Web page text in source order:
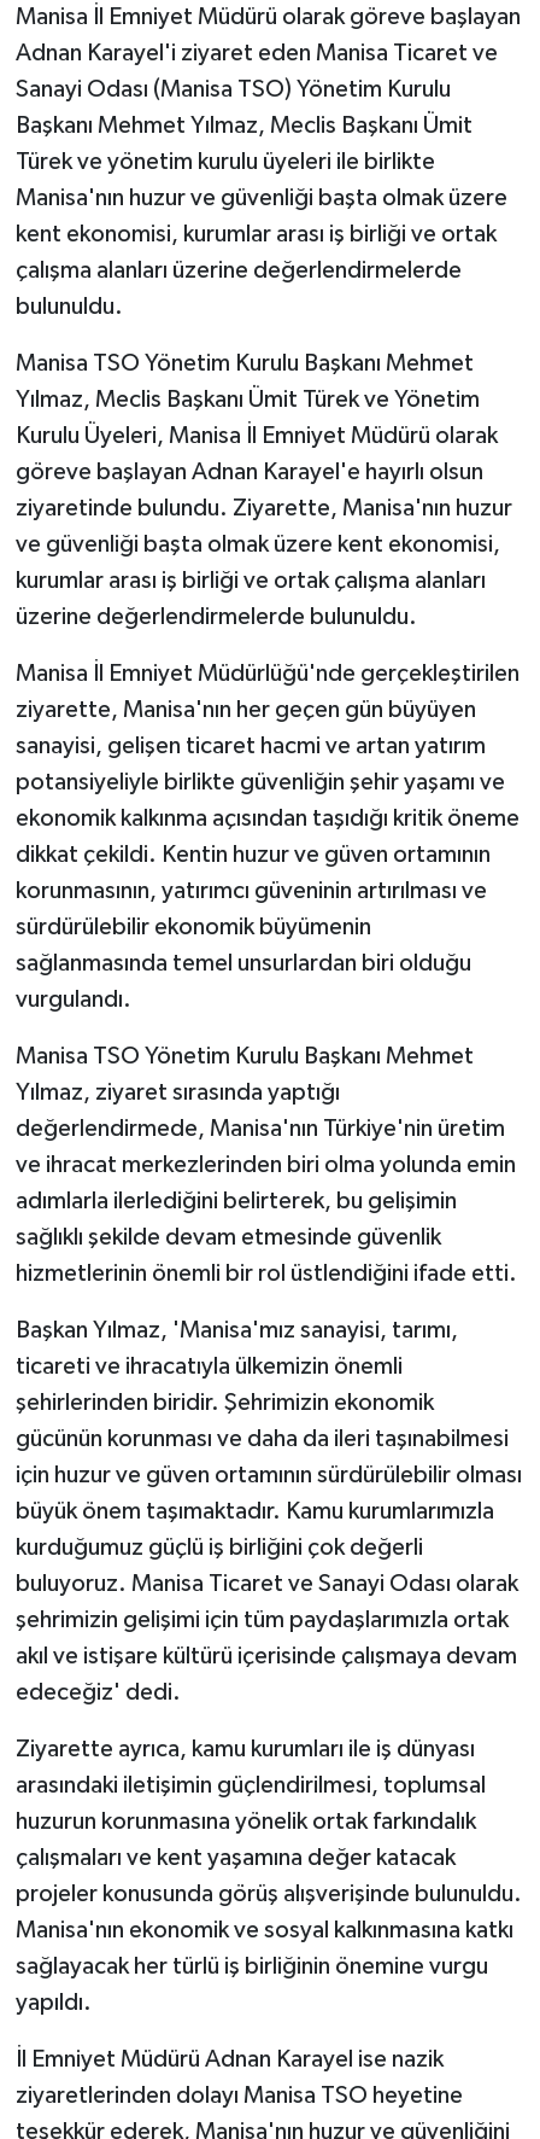
Manisa İl Emniyet Müdürü olarak göreve başlayan
Adnan Karayel'i ziyaret eden Manisa Ticaret ve
Sanayi Odası (Manisa TSO) Yönetim Kurulu
Başkanı Mehmet Yılmaz, Meclis Başkanı Ümit
Türek ve yönetim kurulu üyeleri ile birlikte
Manisa'nın huzur ve güvenliği başta olmak üzere
kent ekonomisi, kurumlar arası iş birliği ve ortak
çalışma alanları üzerine değerlendirmelerde
bulunuldu.
Manisa TSO Yönetim Kurulu Başkanı Mehmet
Yılmaz, Meclis Başkanı Ümit Türek ve Yönetim
Kurulu Üyeleri, Manisa İl Emniyet Müdürü olarak
göreve başlayan Adnan Karayel'e hayırlı olsun
ziyaretinde bulundu. Ziyarette, Manisa'nın huzur
ve güvenliği başta olmak üzere kent ekonomisi,
kurumlar arası iş birliği ve ortak çalışma alanları
üzerine değerlendirmelerde bulunuldu.
Manisa İl Emniyet Müdürlüğü'nde gerçekleştirilen
ziyarette, Manisa'nın her geçen gün büyüyen
sanayisi, gelişen ticaret hacmi ve artan yatırım
potansiyeliyle birlikte güvenliğin şehir yaşamı ve
ekonomik kalkınma açısından taşıdığı kritik öneme
dikkat çekildi. Kentin huzur ve güven ortamının
korunmasının, yatırımcı güveninin artırılması ve
sürdürülebilir ekonomik büyümenin
sağlanmasında temel unsurlardan biri olduğu
vurgulandı.
Manisa TSO Yönetim Kurulu Başkanı Mehmet
Yılmaz, ziyaret sırasında yaptığı
değerlendirmede, Manisa'nın Türkiye'nin üretim
ve ihracat merkezlerinden biri olma yolunda emin
adımlarla ilerlediğini belirterek, bu gelişimin
sağlıklı şekilde devam etmesinde güvenlik
hizmetlerinin önemli bir rol üstlendiğini ifade etti.
Başkan Yılmaz, 'Manisa'mız sanayisi, tarımı,
ticareti ve ihracatıyla ülkemizin önemli
şehirlerinden biridir. Şehrimizin ekonomik
gücünün korunması ve daha da ileri taşınabilmesi
için huzur ve güven ortamının sürdürülebilir olması
büyük önem taşımaktadır. Kamu kurumlarımızla
kurduğumuz güçlü iş birliğini çok değerli
buluyoruz. Manisa Ticaret ve Sanayi Odası olarak
şehrimizin gelişimi için tüm paydaşlarımızla ortak
akıl ve istişare kültürü içerisinde çalışmaya devam
edeceğiz' dedi.
Ziyarette ayrıca, kamu kurumları ile iş dünyası
arasındaki iletişimin güçlendirilmesi, toplumsal
huzurun korunmasına yönelik ortak farkındalık
çalışmaları ve kent yaşamına değer katacak
projeler konusunda görüş alışverişinde bulunuldu.
Manisa'nın ekonomik ve sosyal kalkınmasına katkı
sağlayacak her türlü iş birliğinin önemine vurgu
yapıldı.
İl Emniyet Müdürü Adnan Karayel ise nazik
ziyaretlerinden dolayı Manisa TSO heyetine
teşekkür ederek, Manisa'nın huzur ve güvenliğini